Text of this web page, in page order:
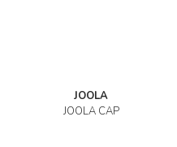
JOOLA
JOOLA CAP